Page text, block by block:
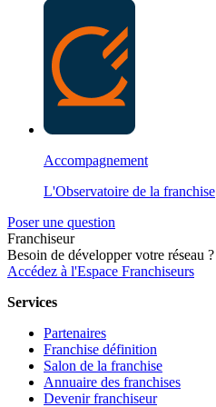
Accompagnement
L'Observatoire de la franchise
Poser une question
Franchiseur
Besoin de développer votre réseau ?
Accédez à l'Espace Franchiseurs
Services
Partenaires
Franchise définition
Salon de la franchise
Annuaire des franchises
Devenir franchiseur